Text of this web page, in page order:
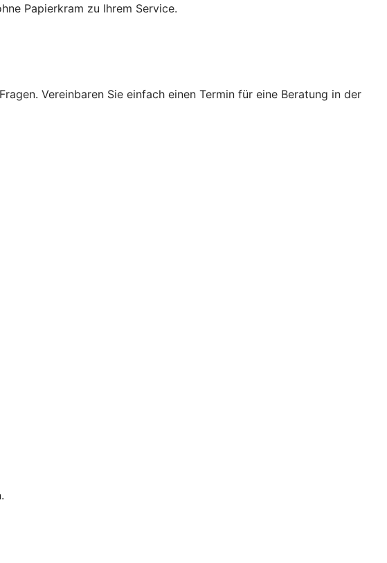
Papierkram zu Ihrem Service.
Vereinbaren Sie einfach einen Termin für eine Beratung in der